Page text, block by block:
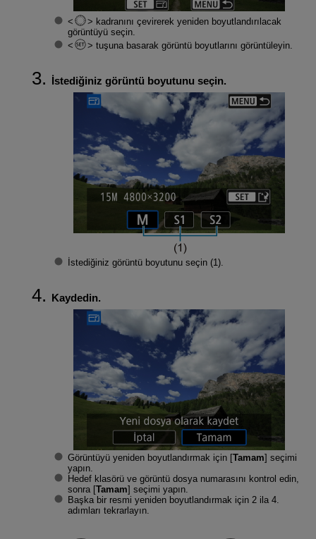
kadranını çevirerek yeniden boyutlandırılacak
görüntüyü seçin.
tuşuna basarak görüntü boyutlarını görüntüleyin.
İstediğiniz görüntü boyutunu seçin.
İstediğiniz görüntü boyutunu seçin (1).
Kaydedin.
Görüntüyü yeniden boyutlandırmak için [Tamam] seçimi
yapın.
Hedef klasörü ve görüntü dosya numarasını kontrol edin,
sonra [Tamam] seçimi yapın.
Başka bir resmi yeniden boyutlandırmak için 2 ila 4.
adımları tekrarlayın.